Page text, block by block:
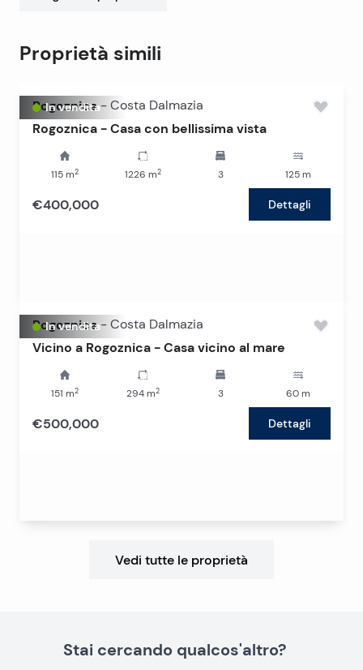
Proprietà simili
In vendita
Rogoznica - Costa Dalmazia
Rogoznica - Casa con bellissima vista
115 m2 1226 m2 3 125 m
€400,000 Dettagli
In vendita
Rogoznica - Costa Dalmazia
Vicino a Rogoznica - Casa vicino al mare
151 m2 294m2 3 60 m
€500,000 Dettagli
Vedi tutte le proprietà
Stai cercando qualcos'altro?